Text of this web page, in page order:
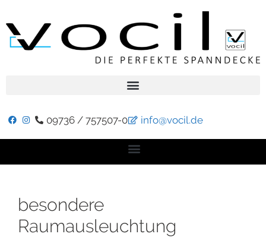
09736 / 757507-0 info@vocil.de
besondere
Raumausleuchtung